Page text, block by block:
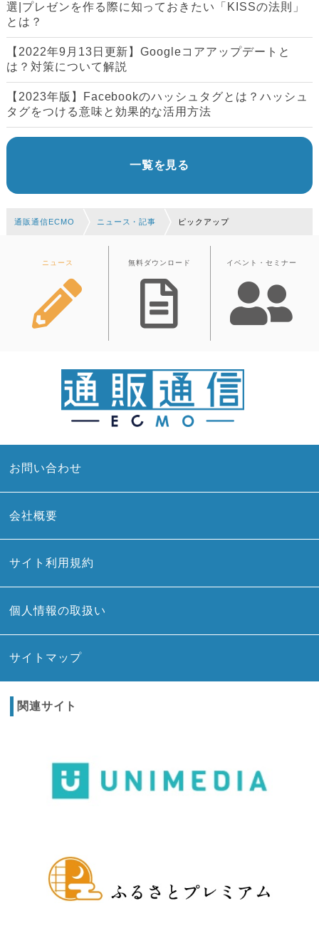
選|プレゼンを作る際に知っておきたい「KISSの法則」
とは？
【2022年9月13日更新】Googleコアアップデートと
は？対策について解説
【2023年版】Facebookのハッシュタグとは？ハッシュ
タグをつける意味と効果的な活用方法
一覧を見る
通販通信ECMO ニュース・記事 ピックアップ
ニュース 無料ダウンロード イベント・セミナー
お問い合わせ
会社概要
サイト利用規約
個人情報の取扱い
サイトマップ
関連サイト